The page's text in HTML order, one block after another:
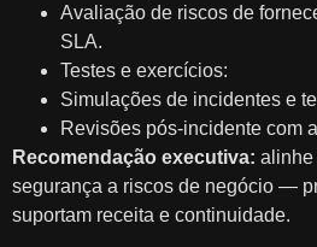
Avaliação de riscos de
SLA.
Testes e exercícios:
Simulações de incidentes e
Revisões pós-incidente com
Recomendação executiva: alinhe
segurança a riscos de negócio —
suportam receita e continuidade.